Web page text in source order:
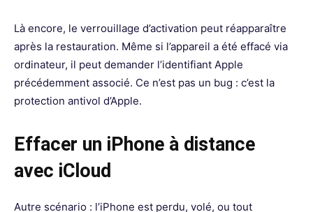
Là encore, le verrouillage d’activation peut réapparaître
après la restauration. Même si l’appareil a été effacé via
ordinateur, il peut demander l’identifiant Apple
précédemment associé. Ce n’est pas un bug : c’est la
protection antivol d’Apple.
Effacer un iPhone à distance
avec iCloud
Autre scénario : l’iPhone est perdu, volé, ou tout